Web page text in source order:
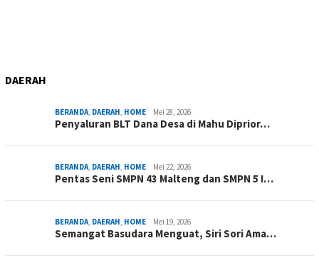
DAERAH
BERANDA, DAERAH, HOME Mei 28, 2026
Penyaluran BLT Dana Desa di Mahu Diprior…
BERANDA, DAERAH, HOME Mei 22, 2026
Pentas Seni SMPN 43 Malteng dan SMPN 5 I…
BERANDA, DAERAH, HOME Mei 19, 2026
Semangat Basudara Menguat, Siri Sori Ama…